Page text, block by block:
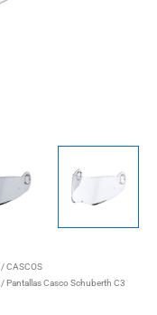
/CASCOS
/ Pantallas Casco Schuberth C3